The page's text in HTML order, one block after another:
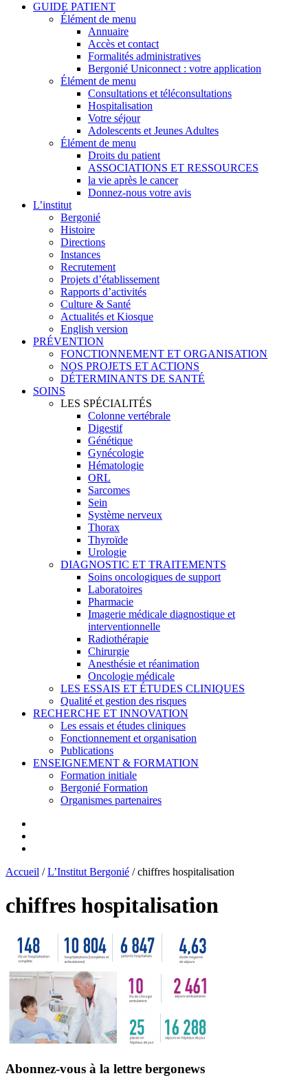
GUIDE PATIENT
Élément de menu
Annuaire
Accès et contact
Formalités administratives
Bergonié Uniconnect : votre application
Élément de menu
Consultations et téléconsultations
Hospitalisation
Votre séjour
Adolescents et Jeunes Adultes
Élément de menu
Droits du patient
ASSOCIATIONS ET RESSOURCES
la vie après le cancer
Donnez-nous votre avis
L’institut
Bergonié
Histoire
Directions
Instances
Recrutement
Projets d’établissement
Rapports d’activités
Culture & Santé
Actualités et Kiosque
English version
PRÉVENTION
FONCTIONNEMENT ET ORGANISATION
NOS PROJETS ET ACTIONS
DÉTERMINANTS DE SANTÉ
SOINS
LES SPÉCIALITÉS
Colonne vertébrale
Digestif
Génétique
Gynécologie
Hématologie
ORL
Sarcomes
Sein
Système nerveux
Thorax
Thyroïde
Urologie
DIAGNOSTIC ET TRAITEMENTS
Soins oncologiques de support
Laboratoires
Pharmacie
Imagerie médicale diagnostique et
interventionnelle
Radiothérapie
Chirurgie
Anesthésie et réanimation
Oncologie médicale
LES ESSAIS ET ÉTUDES CLINIQUES
Qualité et gestion des risques
RECHERCHE ET INNOVATION
Les essais et études cliniques
Fonctionnement et organisation
Publications
ENSEIGNEMENT & FORMATION
Formation initiale
Bergonié Formation
Organismes partenaires
Accueil /L’Institut Bergonié /chiffres hospitalisation
chiffres hospitalisation
Abonnez-vous à la lettre bergonews